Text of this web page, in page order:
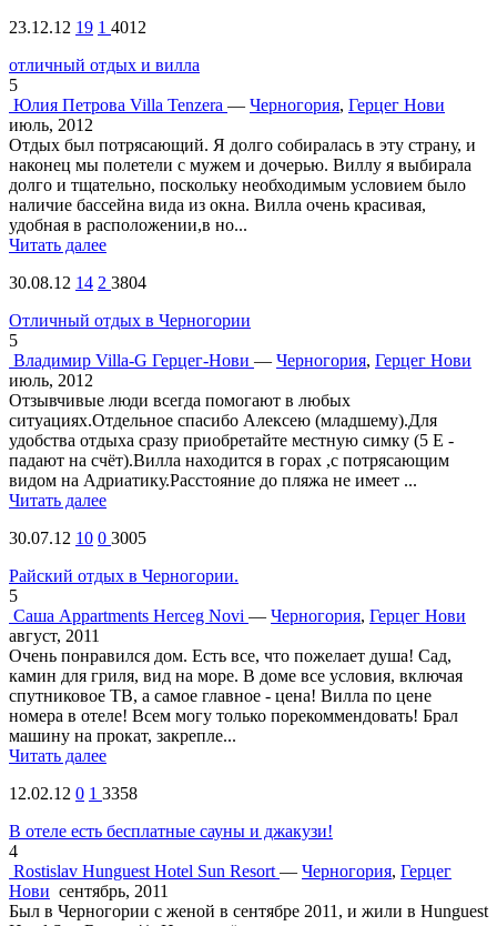
23.12.12 19 1 4012
отличный отдых и вилла
5
Юлия Петрова Villa Tenzera — Черногория, Герцег Нови
июль, 2012
Отдых был потрясающий. Я долго собиралась в эту страну, и
наконец мы полетели с мужем и дочерью. Виллу я выбирала
долго и тщательно, поскольку необходимым условием было
наличие бассейна вида из окна. Вилла очень красивая,
удобная в расположении,в но...
Читать далее
30.08.12 14 2 3804
Отличный отдых в Черногории
5
Владимир Villa-G Герцег-Нови — Черногория, Герцег Нови
июль, 2012
Отзывчивые люди всегда помогают в любых
ситуациях.Отдельное спасибо Алексею (младшему).Для
удобства отдыха сразу приобретайте местную симку (5 Е -
падают на счёт).Вилла находится в горах ,с потрясающим
видом на Адриатику.Расстояние до пляжа не имеет ...
Читать далее
30.07.12 10 0 3005
Райский отдых в Черногории.
5
Саша Appartments Herceg Novi — Черногория, Герцег Нови
август, 2011
Очень понравился дом. Есть все, что пожелает душа! Сад,
камин для гриля, вид на море. В доме все условия, включая
спутниковое ТВ, а самое главное - цена! Вилла по цене
номера в отеле! Всем могу только порекоммендовать! Брал
машину на прокат, закрепле...
Читать далее
12.02.12 0 1 3358
В отеле есть бесплатные сауны и джакузи!
4
Rostislav Hunguest Hotel Sun Resort — Черногория, Герцег
Нови сентябрь, 2011
Был в Черногории с женой в сентябре 2011, и жили в Hunguest